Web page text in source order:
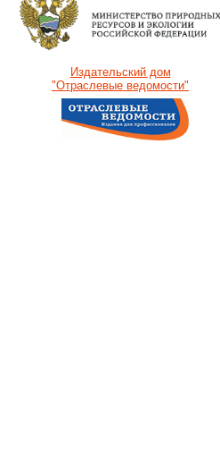
Издательский дом
"Отраслевые ведомости"